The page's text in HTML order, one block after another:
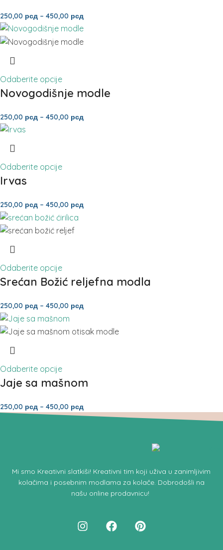
Pošte Srbije pogledajte
250,00 рсд – 450,00 рсд
Odaberite opcije
Novogodišnje modle
250,00 рсд – 450,00 рсд
Odaberite opcije
Irvas
250,00 рсд – 450,00 рсд
Odaberite opcije
Srećan Božić reljefna modla
250,00 рсд – 450,00 рсд
Odaberite opcije
Jaje sa mašnom
250,00 рсд – 450,00 рсд
Mi smo Kreativni slatkiši! Kreativni tim koji uživa u zanimljivim
kolačima i posebnim modlama za kolače. Dobrodošli na
našu online prodavnicu!